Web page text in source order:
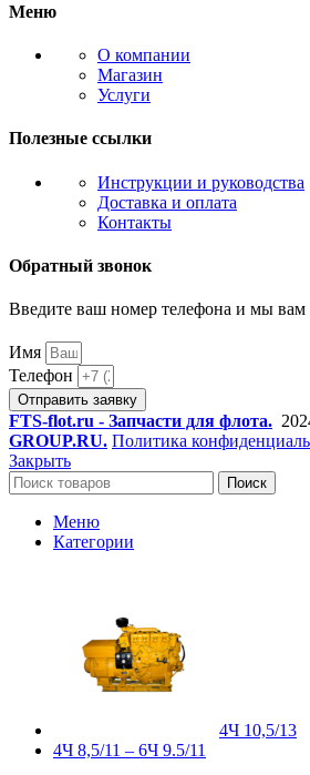
Меню
О компании
Магазин
Услуги
Полезные ссылки
Инструкции и руководства
Доставка и оплата
Контакты
Обратный звонок
Введите ваш номер телефона и мы вам
Имя
Телефон
Отправить заявку
FTS-flot.ru - Запчасти для флота.
GROUP.RU. Политика
Закрыть
Поиск
Меню
Категории
4Ч 10,5/13
4Ч 8,5/11 – 6Ч 9.5/11